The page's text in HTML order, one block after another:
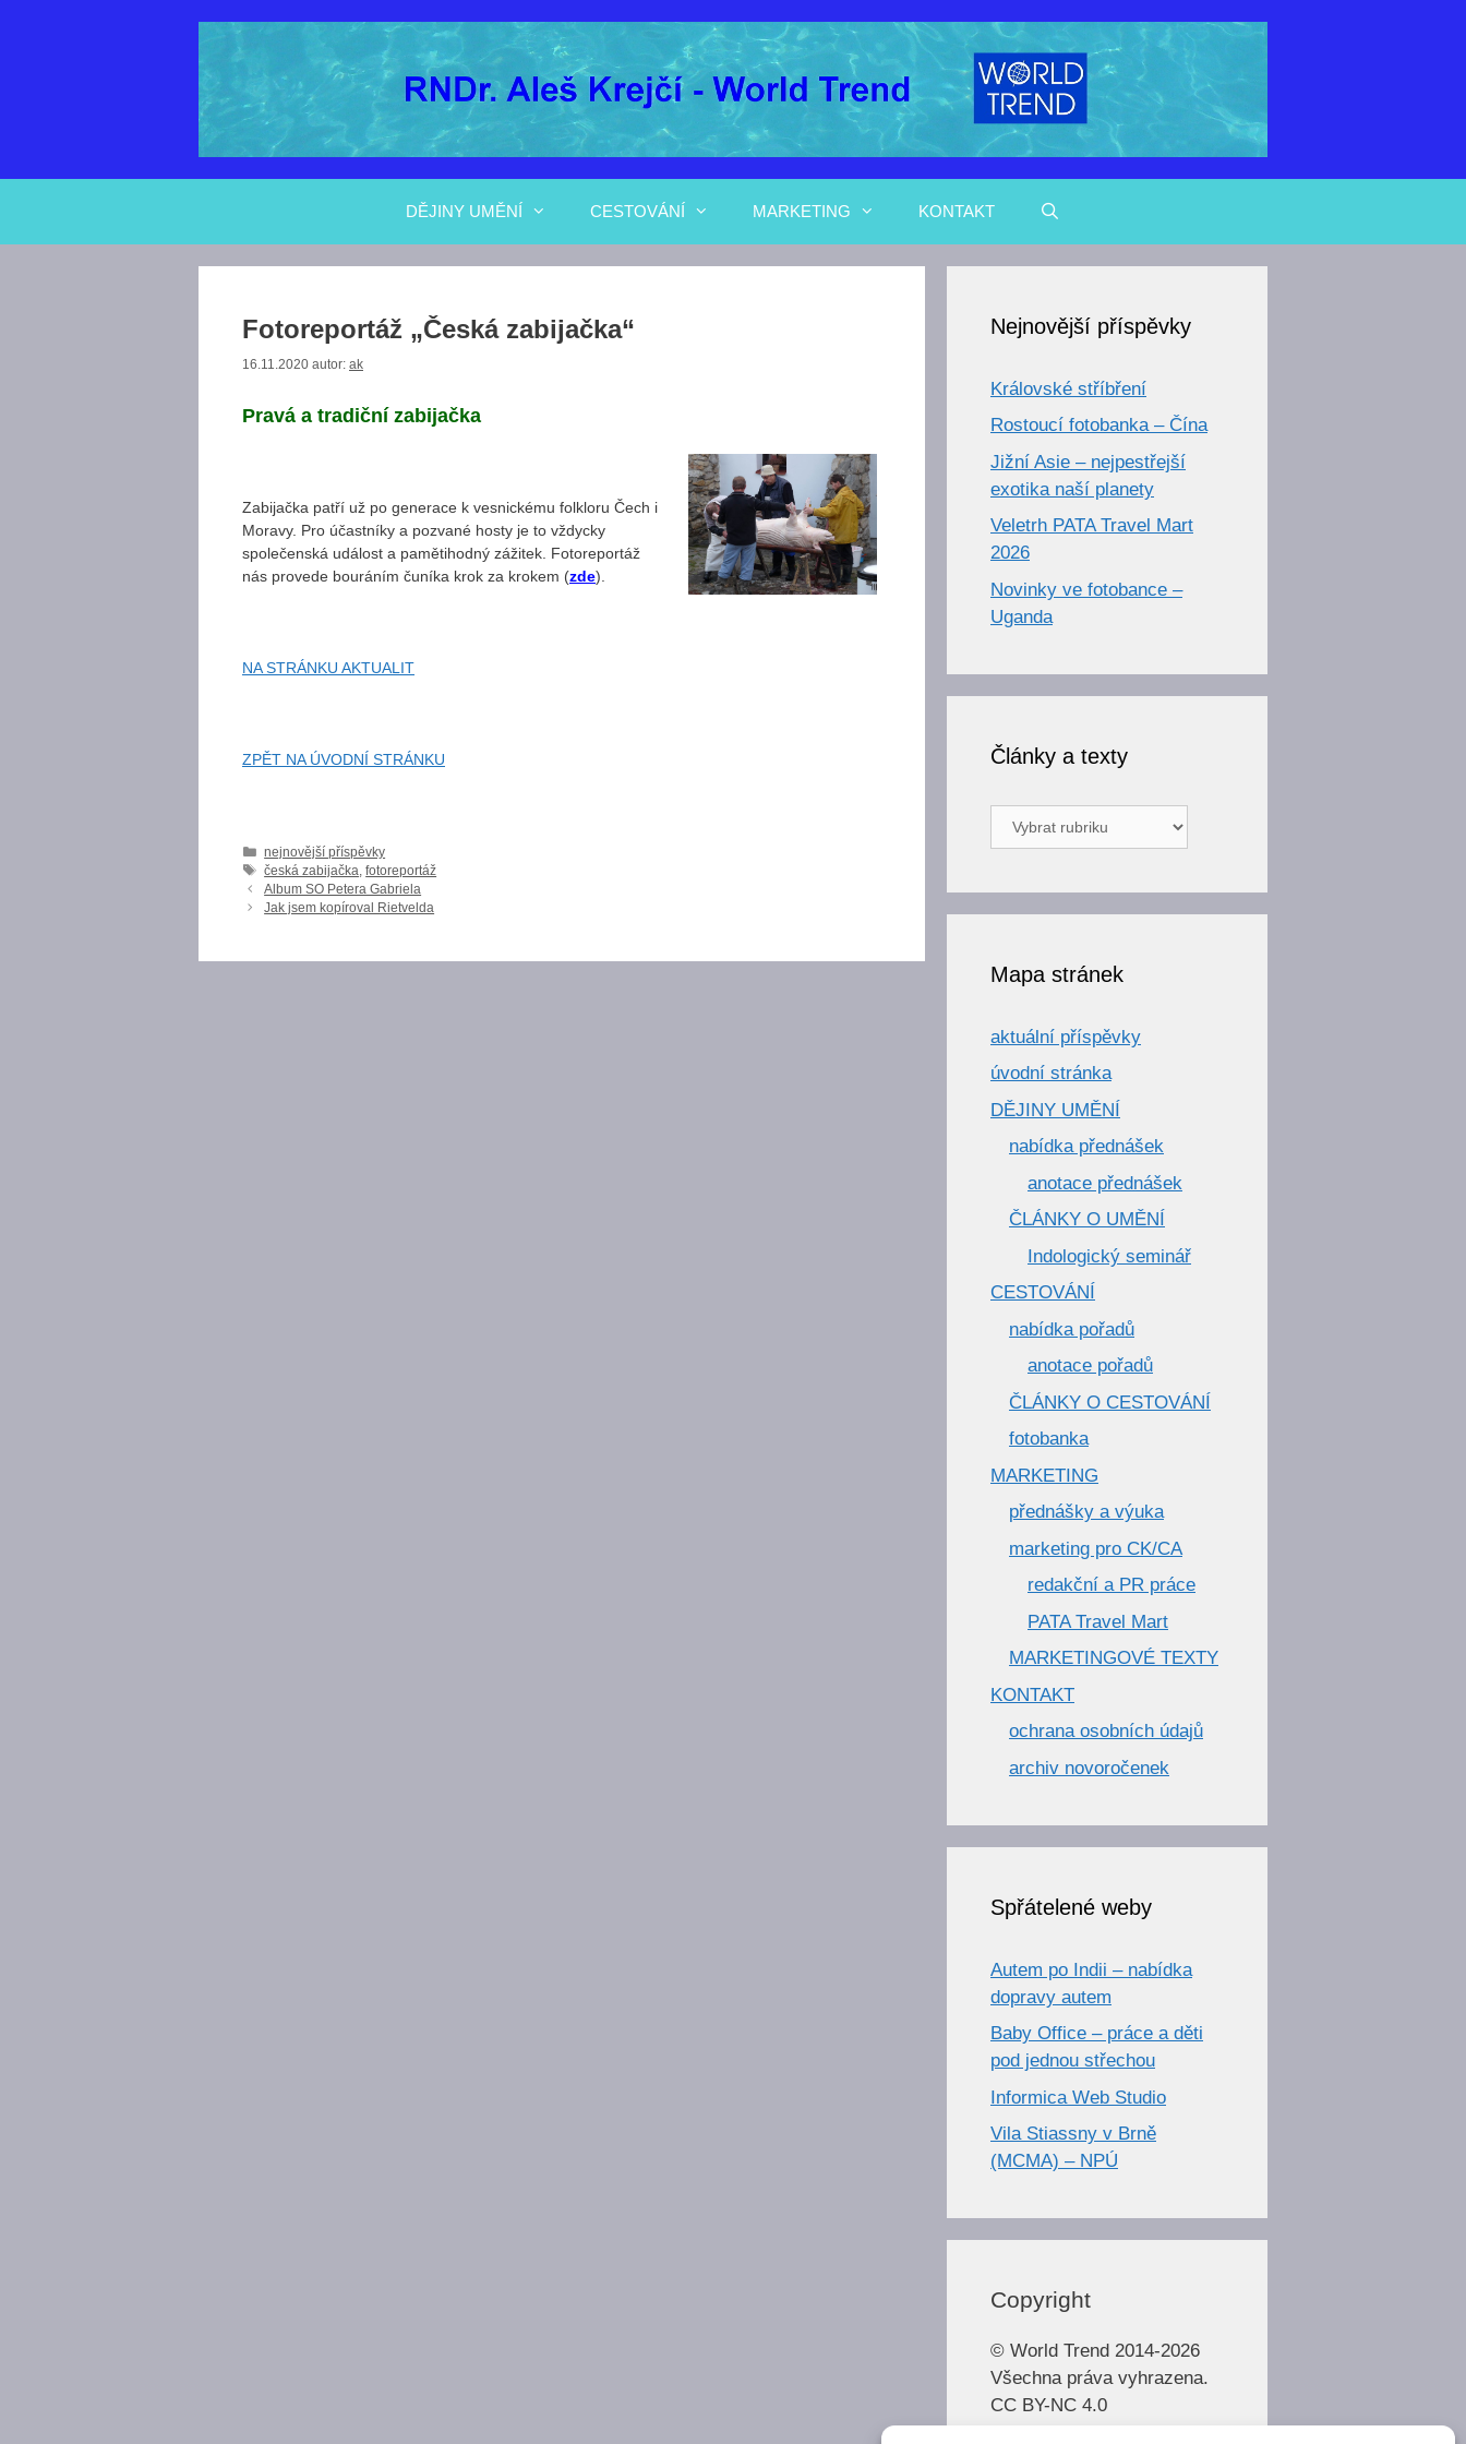
DĚJINY UMĚNÍ CESTOVÁNÍ MARKETING KONTAKT
Fotoreportáž „Česká zabijačka“
16.11.2020 autor: ak
Pravá a tradiční zabijačka
Zabijačka patří už po generace k vesnickému folkloru Čech i
Moravy. Pro účastníky a pozvané hosty je to vždycky
společenská událost a pamětihodný zážitek. Fotoreportáž
nás provede bouráním čuníka krok za krokem (zde).
NA STRÁNKU AKTUALIT
ZPĚT NA ÚVODNÍ STRÁNKU
Rubriky
nejnovější příspěvky
Štítky
česká zabijačka ,fotoreportáž
Album SO Petera Gabriela
Jak jsem kopíroval Rietvelda
Nejnovější příspěvky
Královské stříbření
Rostoucí fotobanka – Čína
Jižní Asie – nejpestřejší
exotika naší planety
Veletrh PATA Travel Mart
2026
Novinky ve fotobance –
Uganda
Články a texty
Články
a
Mapa stránek
aktuální příspěvky
úvodní stránka
DĚJINY UMĚNÍ
nabídka přednášek
anotace přednášek
ČLÁNKY O UMĚNÍ
Indologický seminář
CESTOVÁNÍ
nabídka pořadů
anotace pořadů
ČLÁNKY O CESTOVÁNÍ
fotobanka
MARKETING
přednášky a výuka
marketing pro CK/CA
redakční a PR práce
PATA Travel Mart
MARKETINGOVÉ TEXTY
KONTAKT
ochrana osobních údajů
archiv novoročenek
Spřátelené weby
Autem po Indii – nabídka
dopravy autem
Baby Office – práce a děti
pod jednou střechou
Informica Web Studio
Vila Stiassny v Brně
(MCMA) – NPÚ
Copyright
© World Trend 2014-2026
Všechna práva vyhrazena.
CC BY-NC 4.0